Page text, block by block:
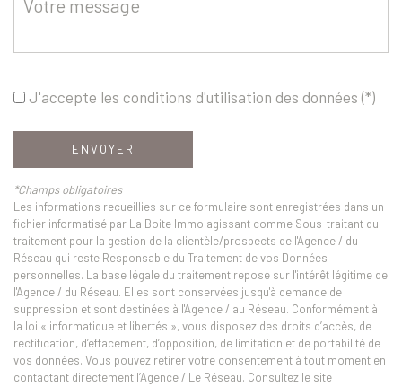
J'accepte les conditions d'utilisation des données (*)
ENVOYER
*Champs obligatoires
Les informations recueillies sur ce formulaire sont enregistrées dans un
fichier informatisé par La Boite Immo agissant comme Sous-traitant du
traitement pour la gestion de la clientèle/prospects de l'Agence / du
Réseau qui reste Responsable du Traitement de vos Données
personnelles. La base légale du traitement repose sur l'intérêt légitime de
l'Agence / du Réseau. Elles sont conservées jusqu'à demande de
suppression et sont destinées à l'Agence / au Réseau. Conformément à
la loi « informatique et libertés », vous disposez des droits d’accès, de
rectification, d’effacement, d’opposition, de limitation et de portabilité de
vos données. Vous pouvez retirer votre consentement à tout moment en
contactant directement l’Agence / Le Réseau. Consultez le site